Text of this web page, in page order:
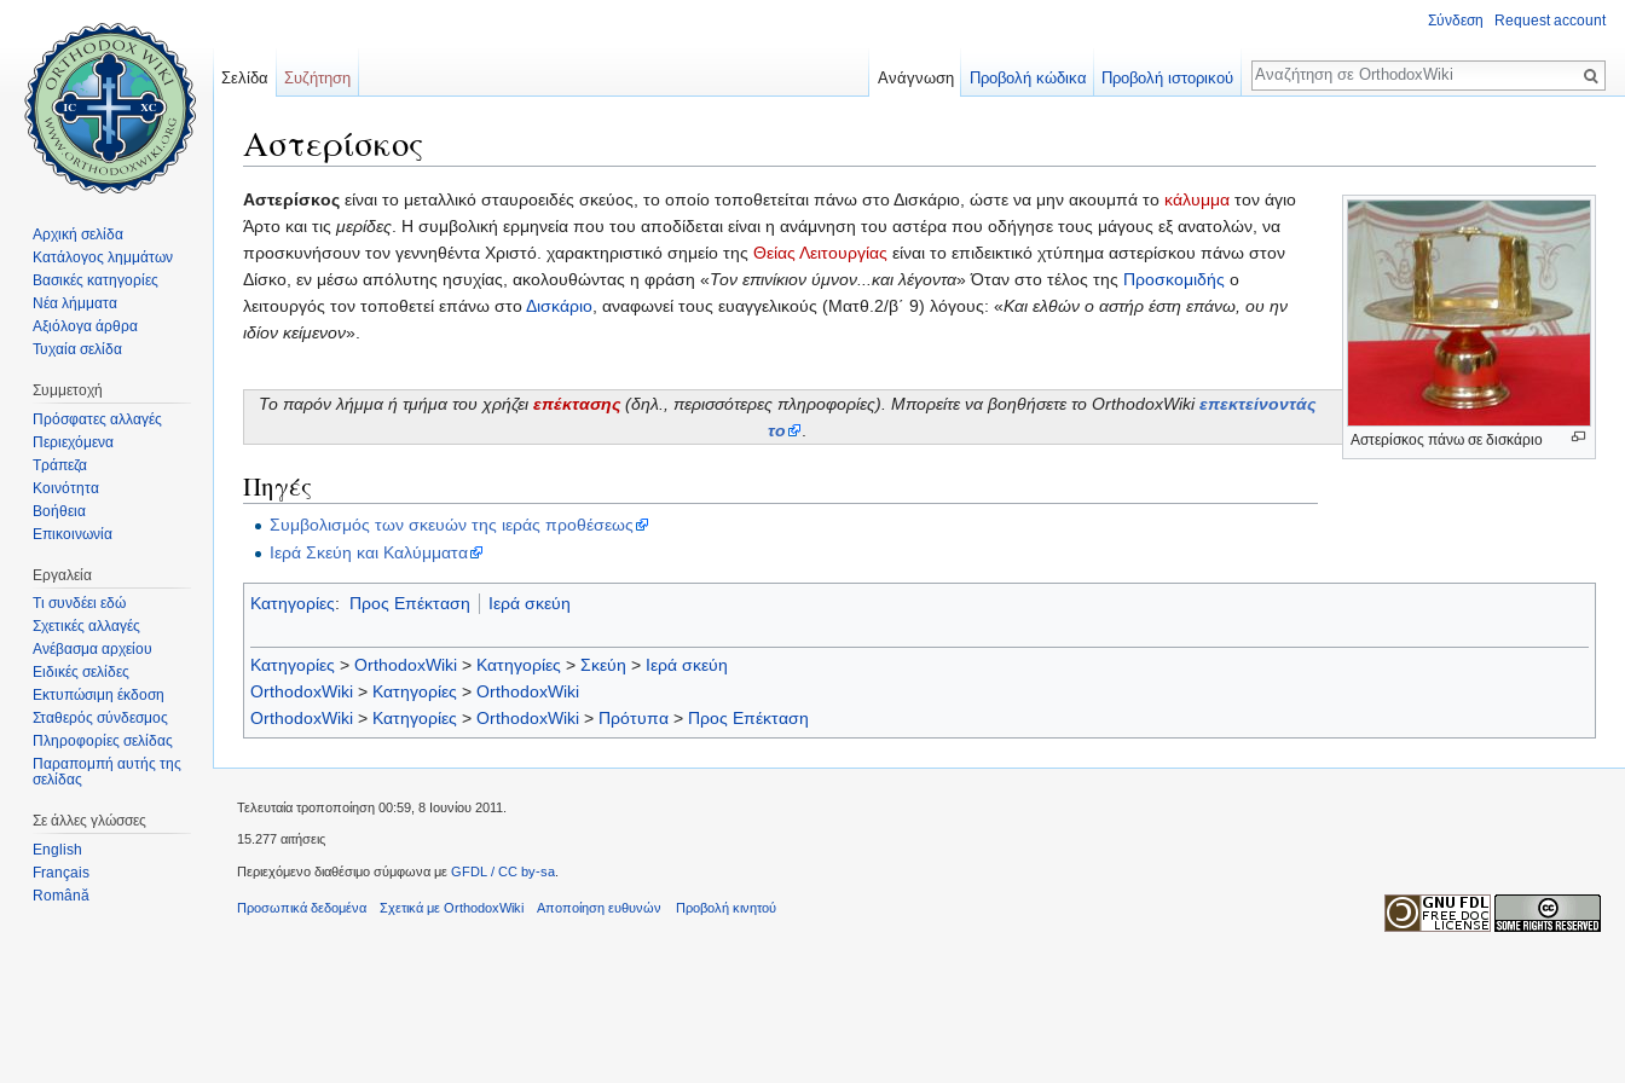
Αστερίσκος
Αστερίσκος πάνω σε δισκάριο
Αστερίσκος είναι το μεταλλικό σταυροειδές σκεύος, το οποίο τοποθετείται πάνω στο Δισκάριο, ώστε να μην ακουμπά το κάλυμμα τον άγιο
Άρτο και τις μερίδες. Η συμβολική ερμηνεία που του αποδίδεται είναι η ανάμνηση του αστέρα που οδήγησε τους μάγους εξ ανατολών, να
προσκυνήσουν τον γεννηθέντα Χριστό. χαρακτηριστικό σημείο της Θείας Λειτουργίας είναι το επιδεικτικό χτύπημα αστερίσκου πάνω στον
Δίσκο, εν μέσω απόλυτης ησυχίας, ακολουθώντας η φράση «Τον επινίκιον ύμνον...και λέγοντα» Όταν στο τέλος της Προσκομιδής ο
λειτουργός τον τοποθετεί επάνω στοΔισκάριο, αναφωνεί τους ευαγγελικούς (Ματθ.2/β΄ 9) λόγους: «Και ελθών ο αστήρ έστη επάνω, ου ην
ιδίον κείμενον».
Το παρόν λήμμα ή τμήμα του χρήζειεπέκτασης(δηλ., περισσότερες πληροφορίες). Μπορείτε να βοηθήσετε το OrthodoxWikiεπεκτείνοντάς
το
.
Πηγές
Συμβολισμός των σκευών της ιεράς προθέσεως
Ιερά Σκεύη και Καλύμματα
Κατηγορίες: Προς Επέκταση Ιερά σκεύη
Κατηγορίες > OrthodoxWiki > Κατηγορίες > Σκεύη > Ιερά σκεύη
OrthodoxWiki > Κατηγορίες > OrthodoxWiki
OrthodoxWiki > Κατηγορίες > OrthodoxWiki > Πρότυπα > Προς Επέκταση
Σύνδεση Request account
Σελίδα Συζήτηση Ανάγνωση Προβολή κώδικα Προβολή ιστορικού
Αναζήτηση
Αρχική σελίδα
Κατάλογος λημμάτων
Βασικές κατηγορίες
Νέα λήμματα
Αξιόλογα άρθρα
Τυχαία σελίδα
Συμμετοχή
Πρόσφατες αλλαγές
Περιεχόμενα
Τράπεζα
Κοινότητα
Βοήθεια
Επικοινωνία
Εργαλεία
Τι συνδέει εδώ
Σχετικές αλλαγές
Ανέβασμα αρχείου
Ειδικές σελίδες
Εκτυπώσιμη έκδοση
Σταθερός σύνδεσμος
Πληροφορίες σελίδας
Παραπομπή αυτής της
σελίδας
Σε άλλες γλώσσες
English
Français
Română
Τελευταία τροποποίηση 00:59, 8 Ιουνίου 2011.
15.277 αιτήσεις
Περιεχόμενο διαθέσιμο σύμφωνα με GFDL / CC by-sa
Προσωπικά δεδομένα Σχετικά με OrthodoxWiki Αποποίηση ευθυνών Προβολή κινητού